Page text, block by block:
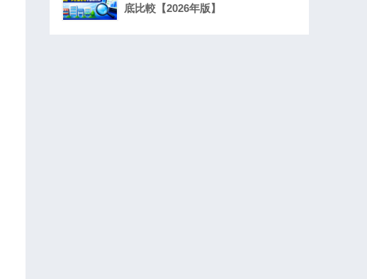
底比較【2026年版】